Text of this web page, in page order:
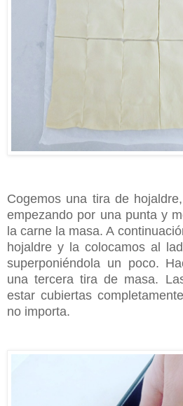
Cogemos una tira de
empezando por una punta y
la carne la masa. A
hojaldre y la colocamos al
superponiéndola un poco.
una tercera tira de masa.
estar cubiertas
no importa.